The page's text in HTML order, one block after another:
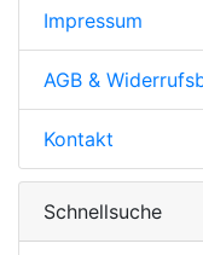
Impressum
AGB &
Kontakt
Schnellsuche